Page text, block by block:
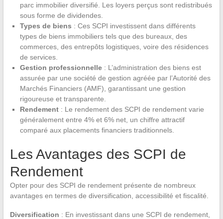
parc immobilier diversifié. Les loyers perçus sont redistribués
sous forme de dividendes.
Types de biens : Ces SCPI investissent dans différents
types de biens immobiliers tels que des bureaux, des
commerces, des entrepôts logistiques, voire des résidences
de services.
Gestion professionnelle: L’administration des biens est
assurée par une société de gestion agréée par l’Autorité des
Marchés Financiers (AMF), garantissant une gestion
rigoureuse et transparente.
Rendement: Le rendement des SCPI de rendement varie
généralement entre 4% et 6% net, un chiffre attractif
comparé aux placements financiers traditionnels.
Les Avantages des SCPI de
Rendement
Opter pour des SCPI de rendement présente de nombreux
avantages en termes de diversification, accessibilité et fiscalité.
Diversification : En investissant dans une SCPI de rendement,